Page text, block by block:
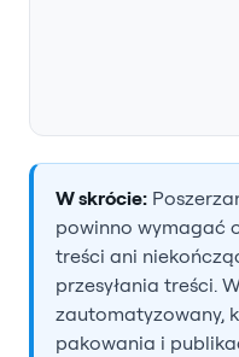
W skrócie:
powinno wymagać
treści ani
przesyłania treści.
zautomatyzowany,
pakowania i